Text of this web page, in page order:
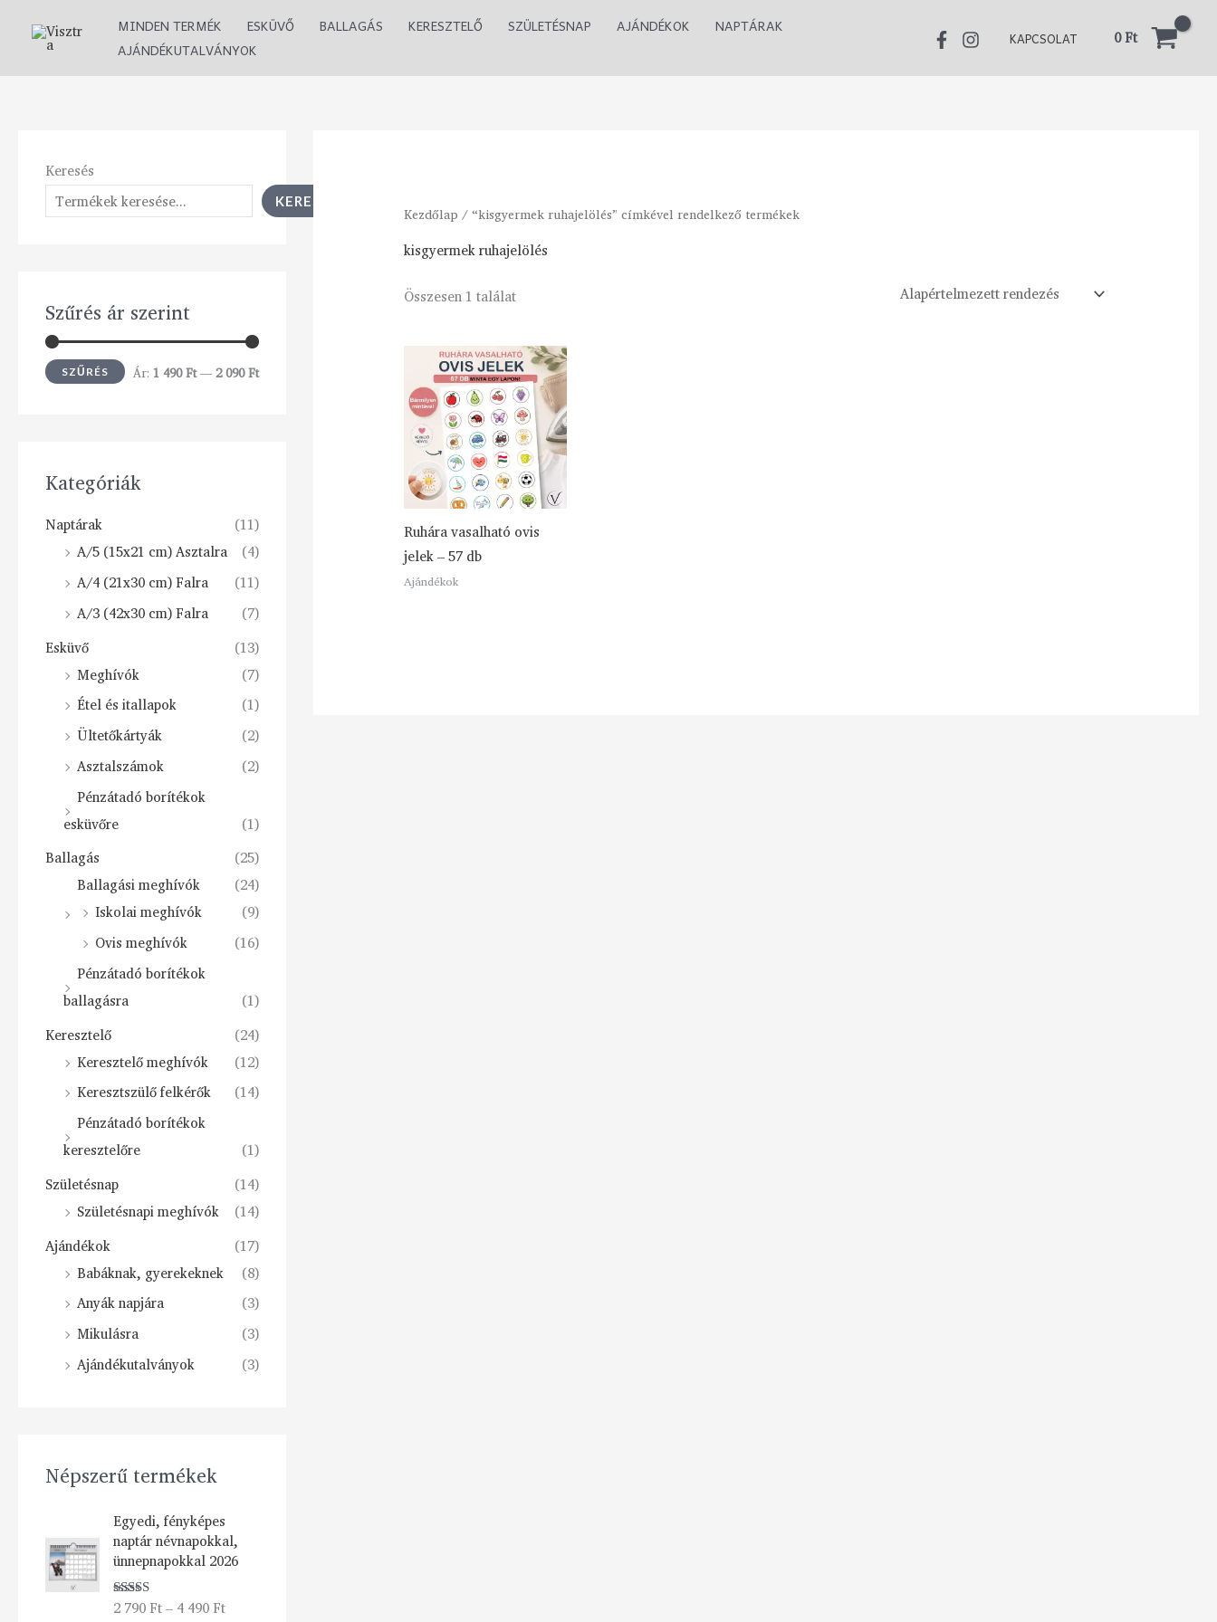
MINDEN TERMÉK ESKÜVŐ BALLAGÁS KERESZTELŐ SZÜLETÉSNAP AJÁNDÉKOK
NAPTÁRAK
AJÁNDÉKUTALVÁNYOK
KAPCSOLAT 0Ft
Keresés
KERESÉS
Szűrés ár szerint
SZŰRÉS Ár: 1 490 Ft—2 090 Ft
Kategóriák
Naptárak
(11)
A/5 (15x21 cm) Asztalra
(4)
A/4 (21x30 cm) Falra
(11)
A/3 (42x30 cm) Falra
(7)
Esküvő
(13)
Meghívók
(7)
Étel és itallapok
(1)
Ültetőkártyák
(2)
Asztalszámok
(2)
Pénzátadó borítékok
esküvőre
(1)
Ballagás
(25)
Ballagási meghívók
(24)
Iskolai meghívók
(9)
Ovis meghívók
(16)
Pénzátadó borítékok
ballagásra
(1)
Keresztelő
(24)
Keresztelő meghívók
(12)
Keresztszülő felkérők
(14)
Pénzátadó borítékok
keresztelőre
(1)
Születésnap
(14)
Születésnapi meghívók
(14)
Ajándékok
(17)
Babáknak, gyerekeknek
(8)
Anyák napjára
(3)
Mikulásra
(3)
Ajándékutalványok
(3)
Népszerű termékek
Egyedi, fényképes
naptár névnapokkal,
ünnepnapokkal 2026
Értékelés:
2 790 Ft– 4 490 Ft
t
a
t
Kezdőlap / “kisgyermek ruhajelölés” címkével rendelkező termékek
kisgyermek ruhajelölés
Összesen 1 találat
Ruhára vasalható ovis
jelek – 57 db
Ajándékok